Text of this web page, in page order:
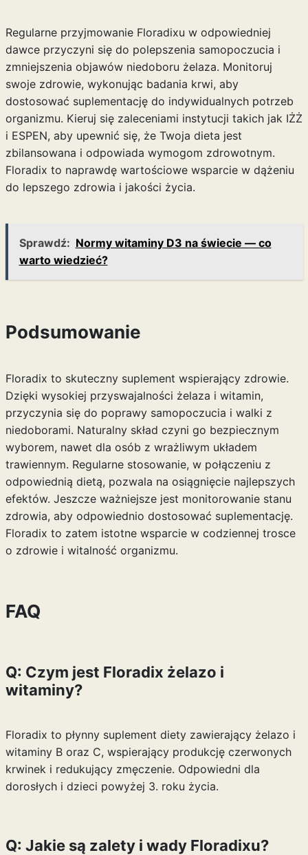
Regularne przyjmowanie Floradixu w odpowiedniej
dawce przyczyni się do polepszenia samopoczucia i
zmniejszenia objawów niedoboru żelaza. Monitoruj
swoje zdrowie, wykonując badania krwi, aby
dostosować suplementację do indywidualnych potrzeb
organizmu. Kieruj się zaleceniami instytucji takich jak IŻŻ
i ESPEN, aby upewnić się, że Twoja dieta jest
zbilansowana i odpowiada wymogom zdrowotnym.
Floradix to naprawdę wartościowe wsparcie w dążeniu
do lepszego zdrowia i jakości życia.
Sprawdź: Normy witaminy D3 na świecie — co
warto wiedzieć?
Podsumowanie
Floradix to skuteczny suplement wspierający zdrowie.
Dzięki wysokiej przyswajalności żelaza i witamin,
przyczynia się do poprawy samopoczucia i walki z
niedoborami. Naturalny skład czyni go bezpiecznym
wyborem, nawet dla osób z wrażliwym układem
trawiennym. Regularne stosowanie, w połączeniu z
odpowiednią dietą, pozwala na osiągnięcie najlepszych
efektów. Jeszcze ważniejsze jest monitorowanie stanu
zdrowia, aby odpowiednio dostosować suplementację.
Floradix to zatem istotne wsparcie w codziennej trosce
o zdrowie i witalność organizmu.
FAQ
Q: Czym jest Floradix żelazo i
witaminy?
Floradix to płynny suplement diety zawierający żelazo i
witaminy B oraz C, wspierający produkcję czerwonych
krwinek i redukujący zmęczenie. Odpowiedni dla
dorosłych i dzieci powyżej 3. roku życia.
Q: Jakie są zalety i wady Floradixu?